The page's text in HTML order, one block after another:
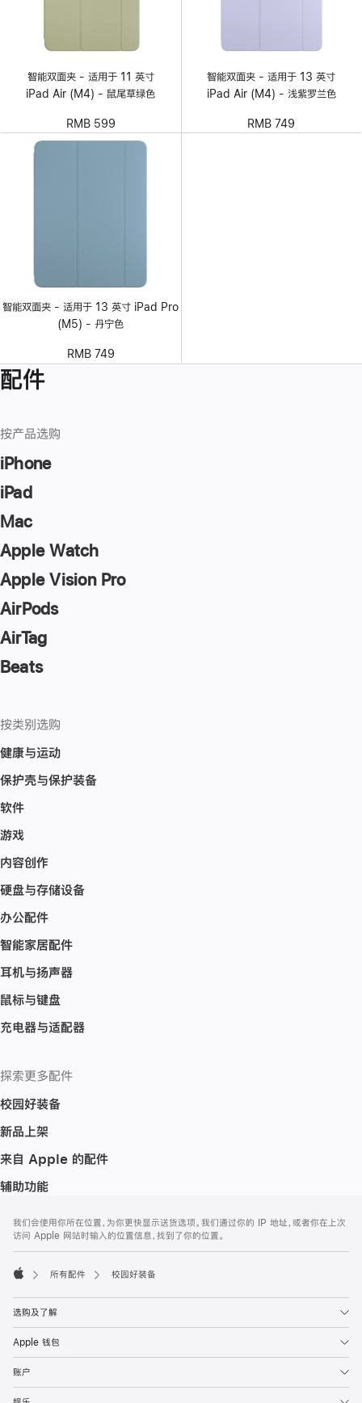
智能双面夹 - 适用于 11 英寸
iPad Air (M4) - 鼠尾草绿色
RMB 599
智能双面夹 - 适用于 13 英寸
iPad Air (M4) - 浅紫罗兰色
RMB 749
智能双面夹 - 适用于 13 英寸 iPad Pro
(M5) - 丹宁色
RMB 749
配件
按产品选购
iPhone
iPad
Mac
Apple Watch
Apple Vision Pro
AirPods
AirTag
Beats
按类别选购
健康与运动
保护壳与保护装备
软件
游戏
内容创作
硬盘与存储设备
办公配件
智能家居配件
耳机与扬声器
鼠标与键盘
充电器与适配器
探索更多配件
校园好装备
新品上架
来自 Apple 的配件
辅助功能
页
页
脚
注
我们会使用你所在位置，为你更快显示送货选项。我们通过你的 IP 地址，或者你在上次
访问 Apple 网站时输入的位置信息，找到了你的位置。
所有配件 校园好装备
选购及了解
Apple 钱包
账户